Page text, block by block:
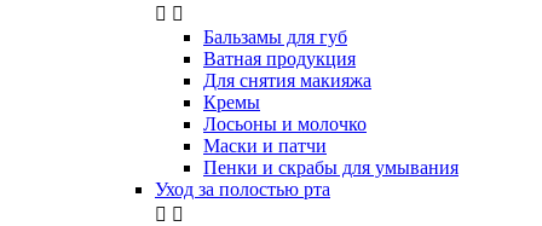
 
Бальзамы для губ
Ватная продукция
Для снятия макияжа
Кремы
Лосьоны и молочко
Маски и патчи
Пенки и скрабы для умывания
Уход за полостью рта
 